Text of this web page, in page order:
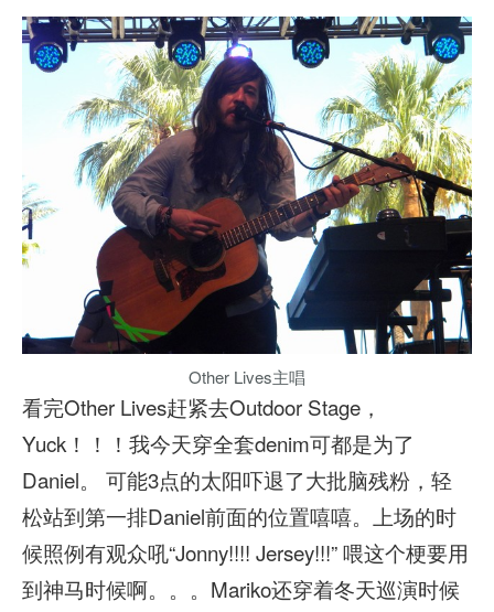
Other Lives主唱
看完Other Lives赶紧去Outdoor Stage，
Yuck！！！我今天穿全套denim可都是为了
Daniel。 可能3点的太阳吓退了大批脑残粉，轻
松站到第一排Daniel前面的位置嘻嘻。上场的时
候照例有观众吼“Jonny!!!! Jersey!!!” 喂这个梗要用
到神马时候啊。。。Mariko还穿着冬天巡演时候